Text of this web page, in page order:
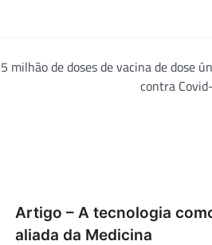
milhão de doses de vacina de dose
contra
Artigo – A tecnologia
aliada da Medicina